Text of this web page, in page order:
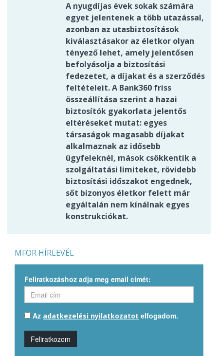
A nyugdíjas évek sokak számára
egyet jelentenek a több utazással,
azonban az utasbiztosítások
kiválasztásakor az életkor olyan
tényező lehet, amely jelentősen
befolyásolja a biztosítási
fedezetet, a díjakat és a szerződés
feltételeit. A Bank360 friss
összeállítása szerint a hazai
biztosítók gyakorlata jelentős
eltéréseket mutat: egyes
társaságok magasabb díjakat
alkalmaznak az idősebb
ügyfeleknél, mások csökkentik a
szolgáltatási limiteket, rövidebb
biztosítási időszakot engednek,
sőt bizonyos életkor felett már
egyáltalán nem kínálnak egyes
konstrukciókat.
MFOR HÍRLEVÉL
Feliratkozáshoz adja meg email címét:
Az adatkezelési nyilatkozatot elfogadom.
Feliratkozom